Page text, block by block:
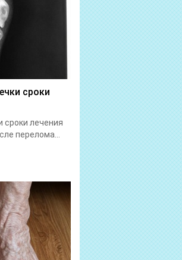
сроки
сроки лечения
перелома...